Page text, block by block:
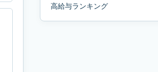
高給与ランキング